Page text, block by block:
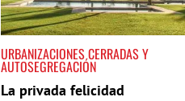
URBANIZACIONES CERRADAS Y
AUTOSEGREGACIÓN
La privada felicidad